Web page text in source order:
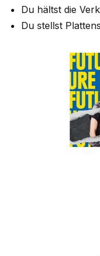
Du hältst die
Du stellst